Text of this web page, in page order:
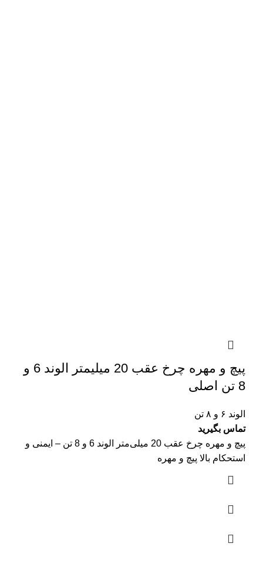
پیچ و مهره چرخ عقب 20 میلیمتر الوند 6 و
8 تن اصلی
الوند ۶ و ۸ تن
تماس بگیرید
پیچ و مهره چرخ عقب 20 میلی‌متر الوند 6 و 8 تن – ایمنی و
استحکام بالا پیچ و مهره